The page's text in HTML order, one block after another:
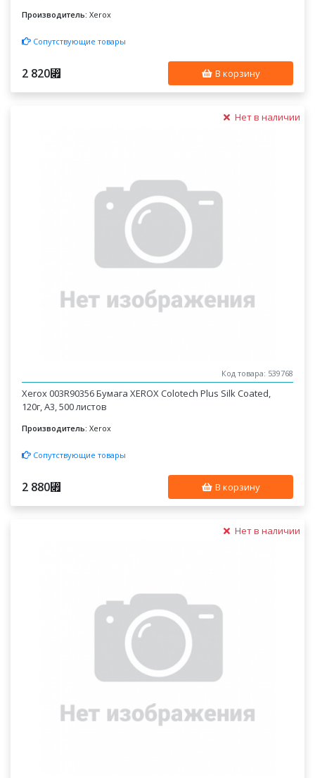
Производитель: Xerox
Сопутствующие товары
2 820⃏ В корзину
Нет в наличии
Код товара: 539768
Xerox 003R90356 Бумага XEROX Colotech Plus Silk Coated,
120г, A3, 500 листов
Производитель: Xerox
Сопутствующие товары
2 880⃏ В корзину
Нет в наличии